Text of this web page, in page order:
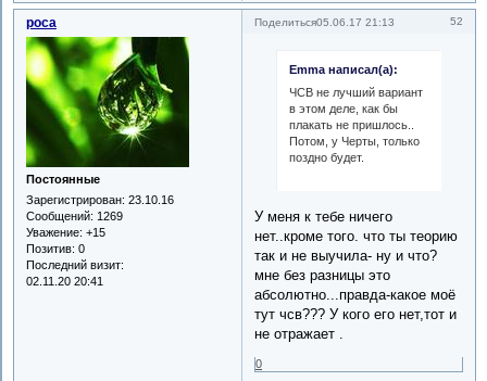
Поделиться 52
05.06.17 21:13
роса
Постоянные
Зарегистрирован: 23.10.16
Сообщений: 1269
Уважение: +15
Позитив: 0
Последний визит:
02.11.20 20:41
Emma написал(а):
ЧСВ не лучший вариант
в этом деле, как бы
плакать не пришлось..
Потом, у Черты, только
поздно будет.
У меня к тебе ничего
нет..кроме того. что ты теорию
так и не выучила- ну и что?
мне без разницы это
абсолютно...правда-какое моё
тут чсв??? У кого его нет,тот и
не отражает .
0